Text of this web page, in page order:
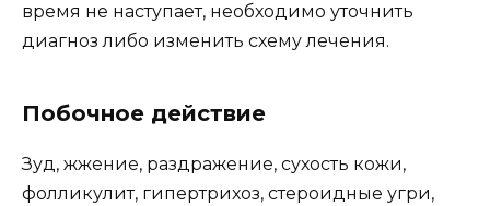
время не наступает, необходимо уточнить
диагноз либо изменить схему лечения.
Побочное действие
Зуд, жжение, раздражение, сухость кожи,
фолликулит, гипертрихоз, стероидные угри,